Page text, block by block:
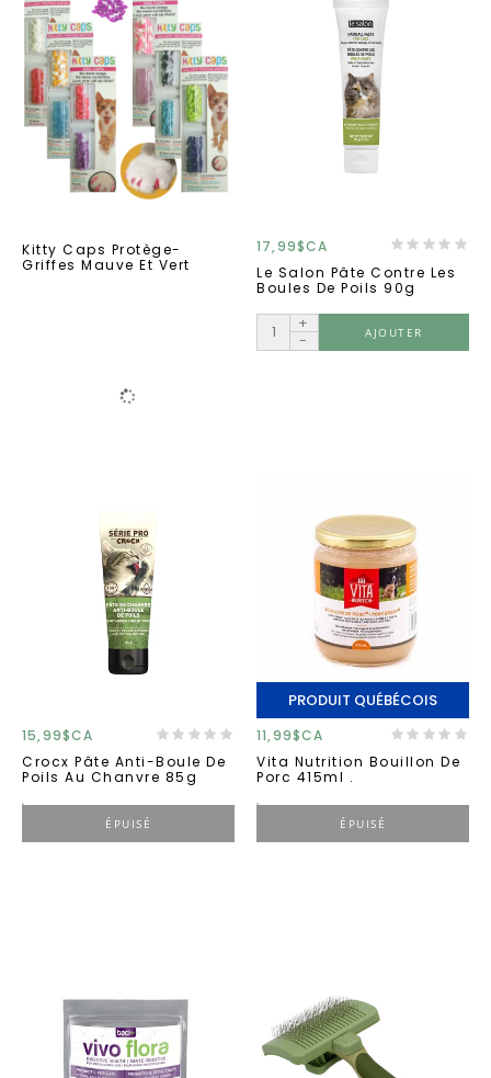
Kitty Caps Protège-
Griffes Mauve Et Vert
17,99$CA
Le Salon Pâte Contre Les
Boules De Poils 90g
+
-
AJOUTER
15,99$CA
Crocx Pâte Anti-Boule De
Poils Au Chanvre 85g
ÉPUISÉ
PRODUIT QUÉBÉCOIS
11,99$CA
Vita Nutrition Bouillon De
Porc 415ml .
ÉPUISÉ